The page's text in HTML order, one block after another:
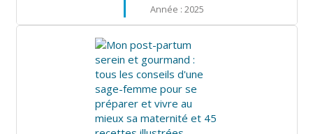
Année : 2025